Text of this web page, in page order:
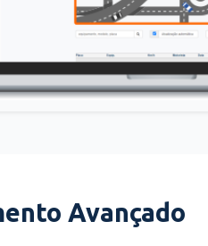
Avançado